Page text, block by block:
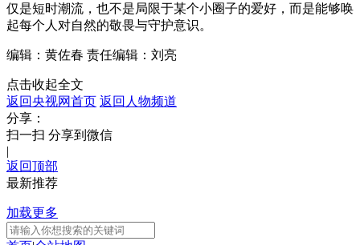
仅是短时潮流，也不是局限于某个小圈子的爱好，而是能够唤
起每个人对自然的敬畏与守护意识。
编辑：黄佐春 责任编辑：刘亮
点击收起全文
返回央视网首页 返回人物频道
分享：
扫一扫 分享到微信
|
返回顶部
最新推荐
加载更多